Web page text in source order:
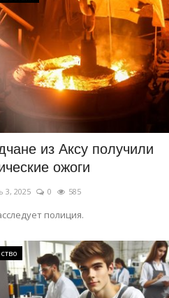
из Аксу получили
ожоги
3, 2025 0 585
полиция.
МИР
В Польше установили